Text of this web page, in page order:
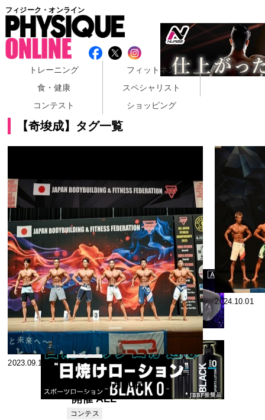
フィジーク・オンライン
トレーニング
フィットネス
食・健康
スペシャリスト
コンテスト
ショッピング
【奇埈成】タグ一覧
2024.10.09
【表彰・結
果】2024年10
月6日(日)開催
JBBFグラン
ドチャンピオ
ンシプス2024/
第70回 日本
コンテス
ト
2024.10.01
2023.09.17
2023年9月10日
開催 ALL
JAPAN
コンテス